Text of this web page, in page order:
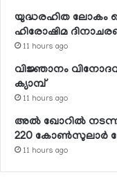
യുദ്ധരഹിത ലോകം
ഹിരോഷിമ
11 hours ago
വിജ്ഞാനം
ക്യാമ്പ്
11 hours ago
അല്‍ ഖോറില്‍ നടന്ന
220 കോണ്‍സുലാര്‍
11 hours ago